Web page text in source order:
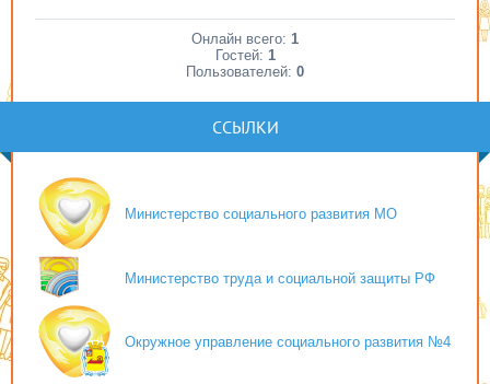
Онлайн всего: 1
Гостей: 1
Пользователей: 0
ССЫЛКИ
Министерство социального развития МО
Министерство труда и социальной защиты РФ
Окружное управление социального развития №4